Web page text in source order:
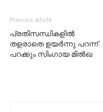
Previous article
പ്രതിസന്ധികളിൽ
തളരാതെ ഉയർന്നു പറന്ന്
പറക്കും സിംഗായ മിൽഖ